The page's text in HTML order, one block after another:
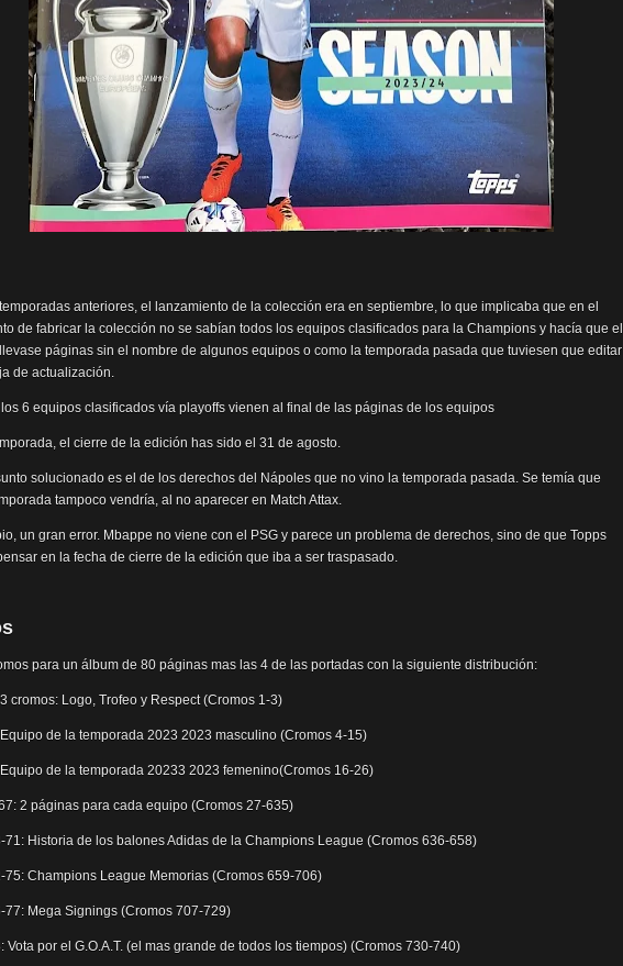
anteriores, el lanzamiento de la colección era en septiembre, lo que implicaba que en el
de fabricar la colección no se sabían todos los equipos clasificados para la Champions y hacía que el
páginas sin el nombre de algunos equipos o como la temporada pasada que tuviesen que editar
de actualización.
los 6 equipos clasificados vía playoffs vienen al final de las páginas de los equipos
el cierre de la edición has sido el 31 de agosto.
solucionado es el de los derechos del Nápoles que no vino la temporada pasada. Se temía que
tampoco vendría, al no aparecer en Match Attax.
un gran error. Mbappe no viene con el PSG y parece un problema de derechos, sino de que Topps
en la fecha de cierre de la edición que iba a ser traspasado.
para un álbum de 80 páginas mas las 4 de las portadas con la siguiente distribución:
cromos: Logo, Trofeo y Respect (Cromos 1-3)
de la temporada 2023 2023 masculino (Cromos 4-15)
de la temporada 20233 2023 femenino(Cromos 16-26)
2 páginas para cada equipo (Cromos 27-635)
71: Historia de los balones Adidas de la Champions League (Cromos 636-658)
75: Champions League Memorias (Cromos 659-706)
77: Mega Signings (Cromos 707-729)
Vota por el G.O.A.T. (el mas grande de todos los tiempos) (Cromos 730-740)